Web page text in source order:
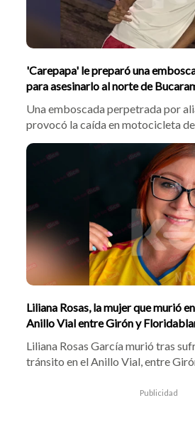
'Carepapa' le preparó una
para asesinarlo al norte de
Una emboscada perpetrada por
provocó la caída en motocicleta de
Andrey Jaimes Meza y su primo
Matanza. Una vez en el suelo, la
puñalada mortal en el pecho por
falleciendo a los pocos minutos
Local del Norte.
Liliana Rosas, la mujer que murió
Anillo Vial entre Girón y
Liliana Rosas García murió tras
tránsito en el Anillo Vial, entre
chocó contra un árbol delPublicidad